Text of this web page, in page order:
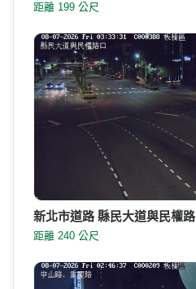
距離 199 公尺
新北市道路 縣民大道與民權路
距離 240 公尺